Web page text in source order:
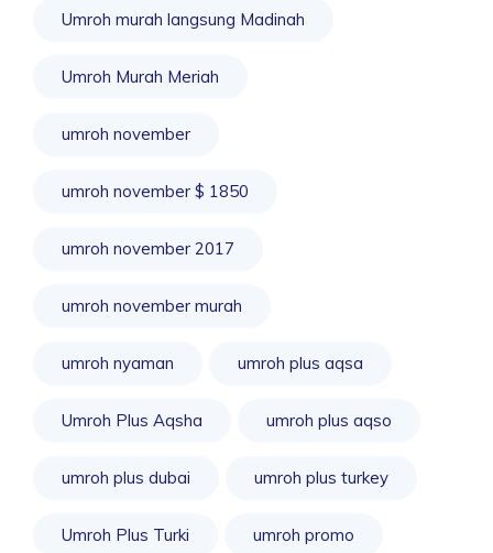
Umroh murah langsung Madinah
Umroh Murah Meriah
umroh november
umroh november $ 1850
umroh november 2017
umroh november murah
umroh nyaman umroh plus aqsa
Umroh Plus Aqsha umroh plus aqso
umroh plus dubai umroh plus turkey
Umroh Plus Turki umroh promo